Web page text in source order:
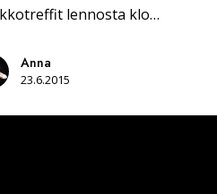
lennosta klo…
Anna
23.6.2015